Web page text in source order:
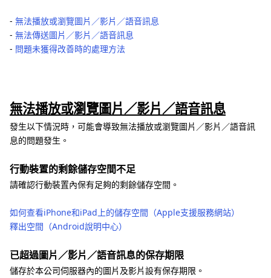
‐ 無法播放或瀏覽圖片／影片／語音訊息
‐ 無法傳送圖片／影片／語音訊息
‐ 問題未獲得改善時的處理方法
無法播放或瀏覽圖片／影片／語音訊息
發生以下情況時，可能會導致無法播放或瀏覽圖片／影片／語音訊
息的問題發生。
行動裝置的剩餘儲存空間不足
請確認行動裝置內保有足夠的剩餘儲存空間。
如何查看iPhone和iPad上的儲存空間（Apple支援服務網站）
釋出空間（Android說明中心）
已超過圖片／影片／語音訊息的保存期限
儲存於本公司伺服器內的圖片及影片設有保存期限。